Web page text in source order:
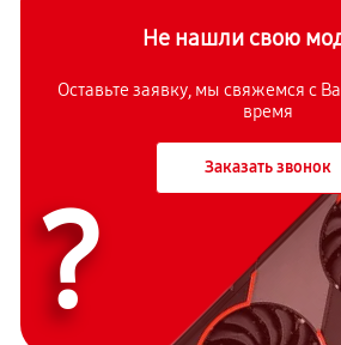
Не нашли свою
Оставьте заявку, мы свяжемся с
время
Заказать звонок
?